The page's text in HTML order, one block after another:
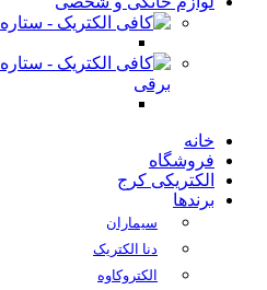
برقی
خانه
فروشگاه
الکتریکی کرج
برندها
سیماران
دنا الکتریک
الکتروکاوه